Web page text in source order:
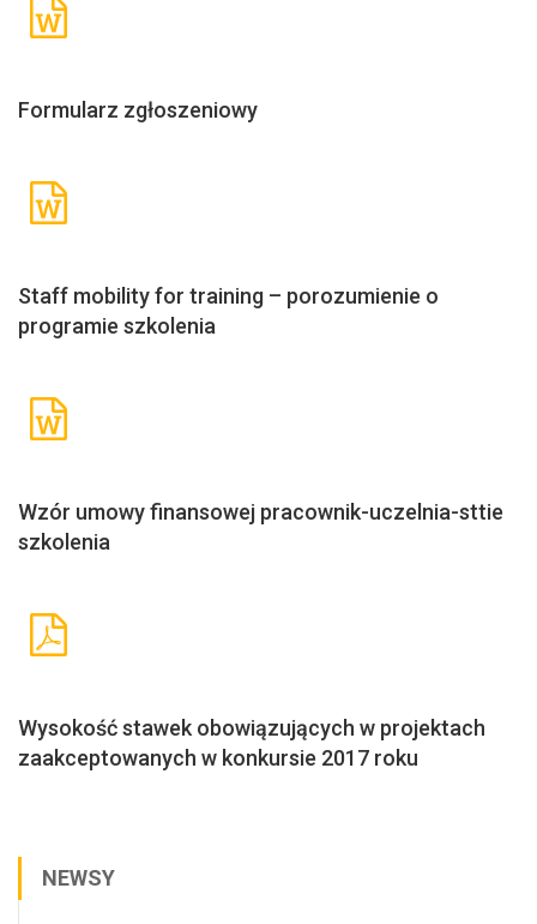
Formularz zgłoszeniowy
Staff mobility for training – porozumienie o
programie szkolenia
Wzór umowy finansowej pracownik-uczelnia-sttie
szkolenia
Wysokość stawek obowiązujących w projektach
zaakceptowanych w konkursie 2017 roku
NEWSY